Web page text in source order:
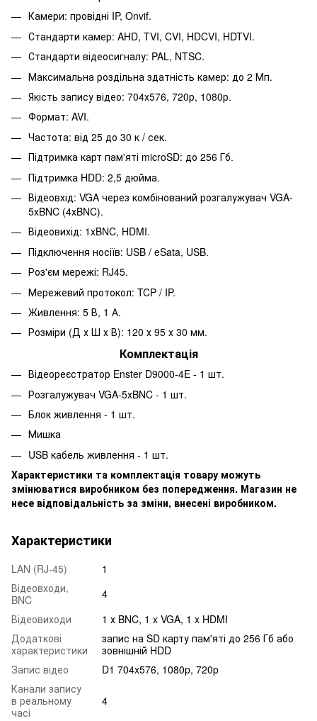
Камери: провідні IP, Onvif.
Стандарти камер: AHD, TVI, CVI, HDCVI, HDTVI.
Стандарти відеосигналу: PAL, NTSC.
Максимальна роздільна здатність камер: до 2 Мп.
Якість запису відео: 704х576, 720р, 1080р.
Формат: AVI.
Частота: від 25 до 30 к / сек.
Підтримка карт пам'яті microSD: до 256 Гб.
Підтримка HDD: 2,5 дюйма.
Відеовхід: VGA через комбінований розгалужувач VGA-
5хBNC (4хBNC).
Відеовихід: 1xBNC, HDMI.
Підключення носіїв: USB / eSata, USB.
Роз'єм мережі: RJ45.
Мережевий протокол: TCP / IP.
Живлення: 5 В, 1 А.
Розміри (Д х Ш х В): 120 х 95 х 30 мм.
Комплектація
Відеореєстратор Enster D9000-4E - 1 шт.
Розгалужувач VGA-5хBNC - 1 шт.
Блок живлення - 1 шт.
Мишка
USB кабель живлення - 1 шт.
Характеристики та комплектація товару можуть
змінюватися виробником без попередження. Магазин не
несе відповідальність за зміни, внесені виробником.
Характеристики
LAN (RJ-45)
1
Відеовходи,
BNC
4
Відеовиходи
1 х BNC, 1 x VGA, 1 x HDMI
Додаткові
характеристики
запис на SD карту пам'яті до 256 Гб або
зовнішній HDD
Запис відео
D1 704x576, 1080p, 720p
Канали запису
в реальному
часі
4